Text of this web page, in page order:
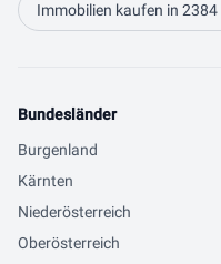
Immobilien kaufen in
Bundesländer
Burgenland
Kärnten
Niederösterreich
Oberösterreich